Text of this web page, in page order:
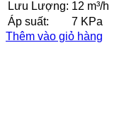
1.700.000₫.
Lưu Lượng: 12 m³/h
Áp suất:
7 KPa
Thêm vào giỏ hàng